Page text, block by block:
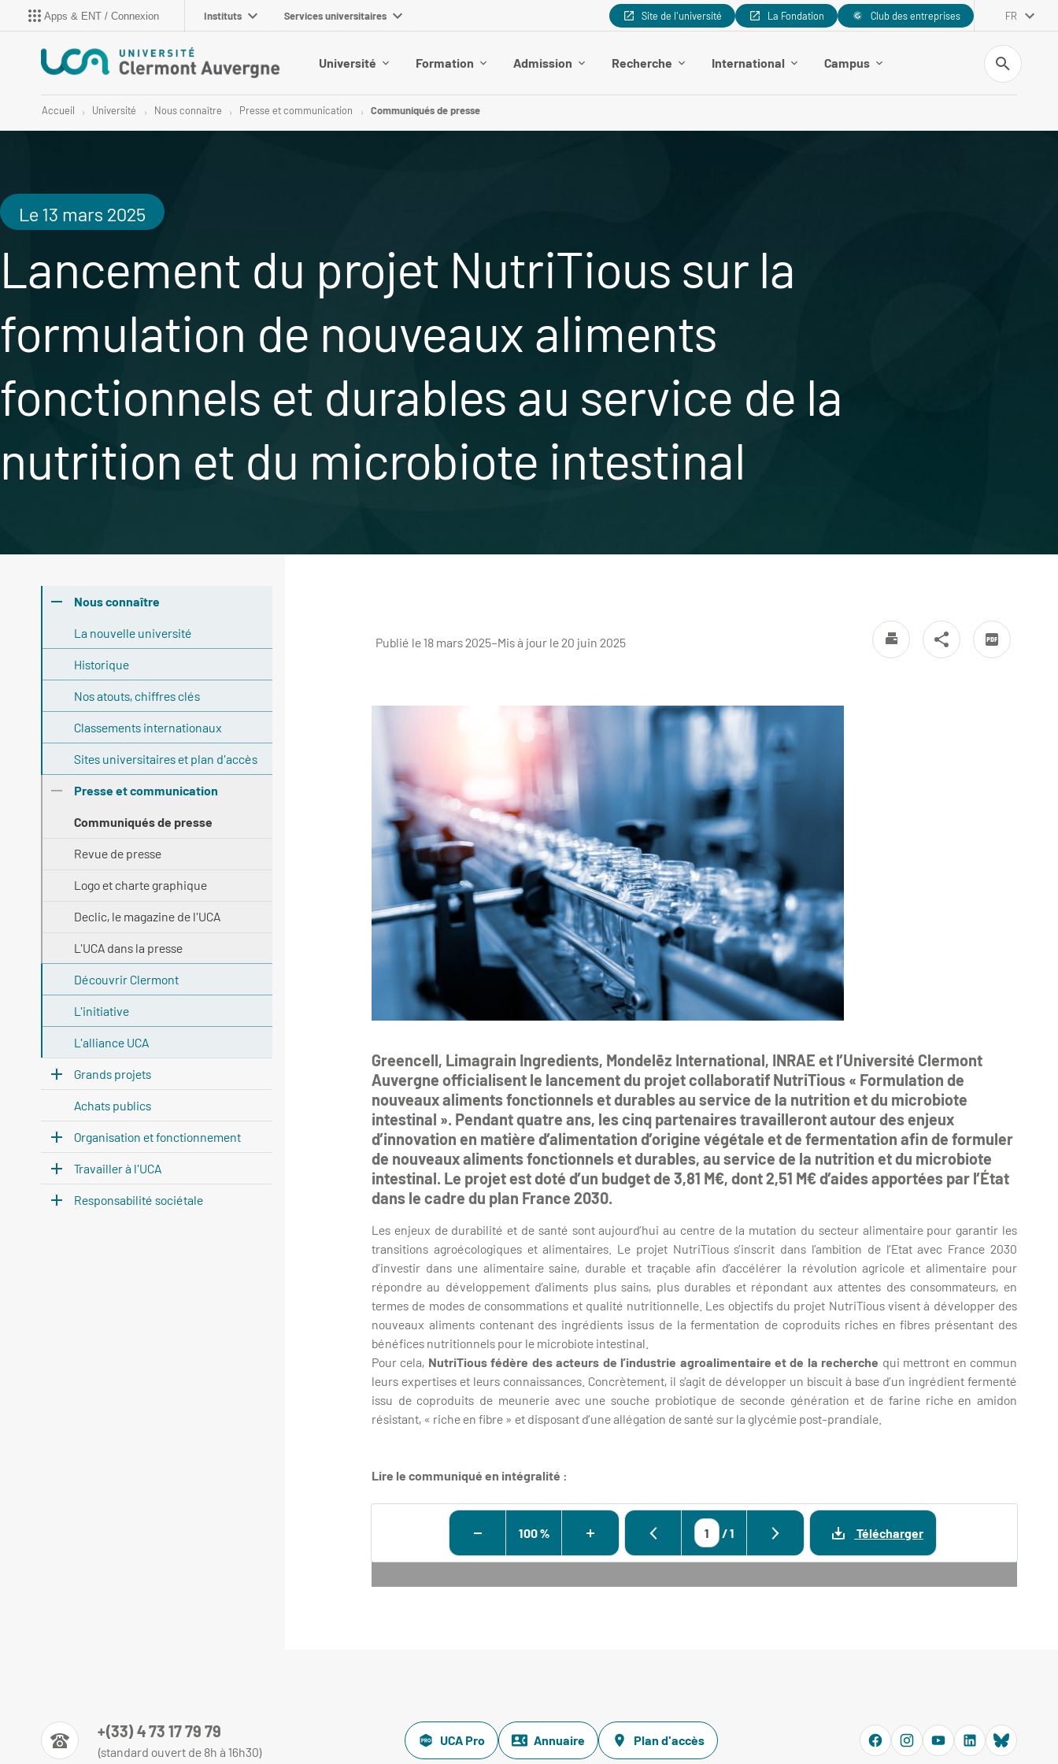
Apps & ENT / Connexion Instituts Services universitaires Site de l'université La Fondation Club des entreprises FR
Université Formation Admission Recherche International Campus
Recherche
Accueil Université Nous connaître Presse et communication Communiqués de presse
Le 13 mars 2025
Lancement du projet NutriTious sur la
formulation de nouveaux aliments
fonctionnels et durables au service de la
nutrition et du microbiote intestinal
Publié le 18 mars 2025–Mis à jour le 20 juin 2025
Greencell, Limagrain Ingredients, Mondelēz International, INRAE et l’Université Clermont
Auvergne officialisent le lancement du projet collaboratif NutriTious « Formulation de
nouveaux aliments fonctionnels et durables au service de la nutrition et du microbiote
intestinal ». Pendant quatre ans, les cinq partenaires travailleront autour des enjeux
d’innovation en matière d’alimentation d’origine végétale et de fermentation afin de formuler
de nouveaux aliments fonctionnels et durables, au service de la nutrition et du microbiote
intestinal. Le projet est doté d’un budget de 3,81 M€, dont 2,51 M€ d’aides apportées par l’État
dans le cadre du plan France 2030.
Les enjeux de durabilité et de santé sont aujourd’hui au centre de la mutation du secteur alimentaire pour garantir les
transitions agroécologiques et alimentaires. Le projet NutriTious s’inscrit dans l’ambition de l’Etat avec France 2030
d’investir dans une alimentaire saine, durable et traçable afin d’accélérer la révolution agricole et alimentaire pour
répondre au développement d’aliments plus sains, plus durables et répondant aux attentes des consommateurs, en
termes de modes de consommations et qualité nutritionnelle. Les objectifs du projet NutriTious visent à développer des
nouveaux aliments contenant des ingrédients issus de la fermentation de coproduits riches en fibres présentant des
bénéfices nutritionnels pour le microbiote intestinal.
Pour cela, NutriTious fédère des acteurs de l’industrie agroalimentaire et de la recherche qui mettront en commun
leurs expertises et leurs connaissances. Concrètement, il s’agit de développer un biscuit à base d’un ingrédient fermenté
issu de coproduits de meunerie avec une souche probiotique de seconde génération et de farine riche en amidon
résistant, « riche en fibre » et disposant d’une allégation de santé sur la glycémie post-prandiale.
Lire le communiqué en intégralité :
100 % /1 Télécharger
Nous connaître
La nouvelle université
Historique
Nos atouts, chiffres clés
Classements internationaux
Sites universitaires et plan d'accès
Presse et communication
Communiqués de presse
Revue de presse
Logo et charte graphique
Declic, le magazine de l'UCA
L'UCA dans la presse
Découvrir Clermont
L'initiative
L'alliance UCA
Grands projets
Achats publics
Organisation et fonctionnement
Travailler à l'UCA
Responsabilité sociétale
+(33) 4 73 17 79 79
(standard ouvert de 8h à 16h30)
UCA Pro Annuaire Plan d'accès